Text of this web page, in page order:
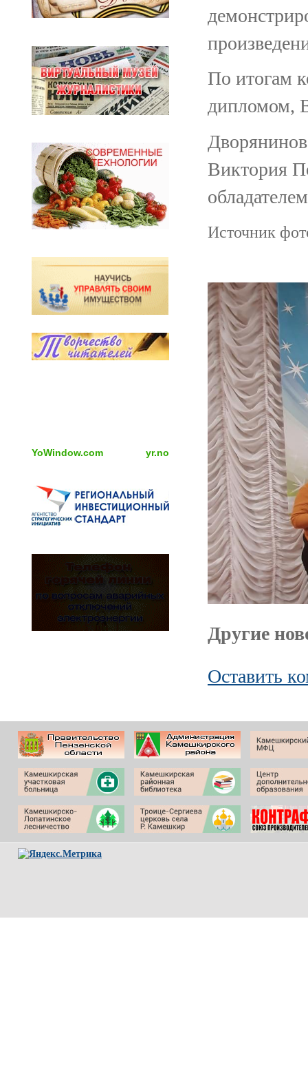
YoWindow.com yr.no
По итогам
дипломом,
Виктория
Источник
Другие
Оставить